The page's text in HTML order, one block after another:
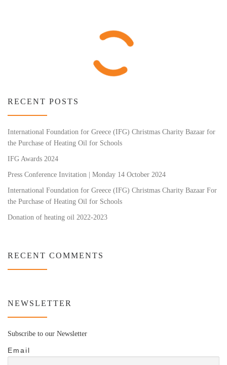
RECENT POSTS
International Foundation for Greece (IFG) Christmas Charity Bazaar for
the Purchase of Heating Oil for Schools
IFG Awards 2024
Press Conference Invitation | Monday 14 October 2024
International Foundation for Greece (IFG) Christmas Charity Bazaar For
the Purchase of Heating Oil for Schools
Donation of heating oil 2022-2023
RECENT COMMENTS
NEWSLETTER
Subscribe to our Newsletter
Email